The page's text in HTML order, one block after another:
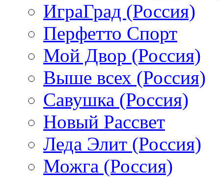
ИграГрад (Россия)
Перфетто Спорт
Мой Двор (Россия)
Выше всех (Россия)
Савушка (Россия)
Новый Рассвет
Леда Элит (Россия)
Можга (Россия)